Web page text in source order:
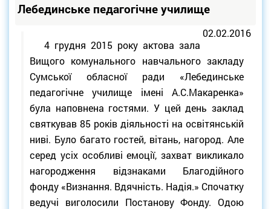
Лебединське педагогічне училище
02.02.2016
4 грудня 2015 року актова зала
Вищого комунального навчального закладу
Сумської обласної ради «Лебединське
педагогічне училище імені А.С.Макаренка»
була наповнена гостями. У цей день заклад
святкував 85 років діяльності на освітянській
ниві. Було багато гостей, вітань, нагород. Але
серед усіх особливі емоції, захват викликало
нагородження відзнаками Благодійного
фонду «Визнання. Вдячність. Надія.» Спочатку
ведучі виголосили Постанову Фонду. Одою